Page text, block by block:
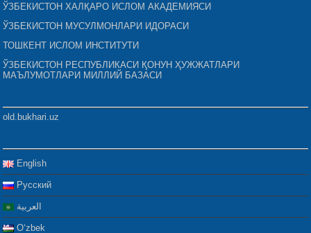
ЎЗБЕКИСТОН ХАЛҚАРО ИСЛОМ АКАДЕМИЯСИ
ЎЗБЕКИСТОН МУСУЛМОНЛАРИ ИДОРАСИ
ТОШКЕНТ ИСЛОМ ИНСТИТУТИ
ЎЗБЕКИСТОН РЕСПУБЛИКАСИ ҚОНУН ҲУЖЖАТЛАРИ
МАЪЛУМОТЛАРИ МИЛЛИЙ БАЗАСИ
old.bukhari.uz
English
Русский
العربية
Oʻzbek